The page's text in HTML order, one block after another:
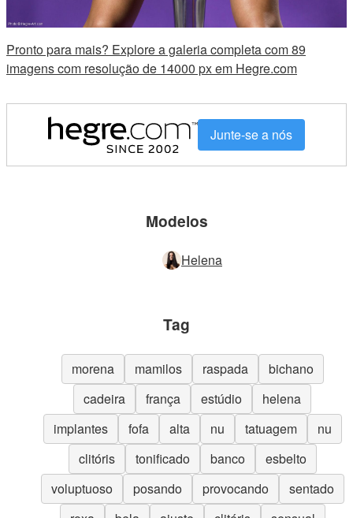
Pronto para mais? Explore a galeria completa com 89
imagens com resolução de 14000 px em Hegre.com
Junte-se a nós
Modelos
Helena
Tag
morena mamilos raspada
bichano
cadeira
frança estúdio
helena
implantes
fofa alta nu tatuagem
nu
clitóris
tonificado banco
esbelto
voluptuoso
posando provocando
sentado